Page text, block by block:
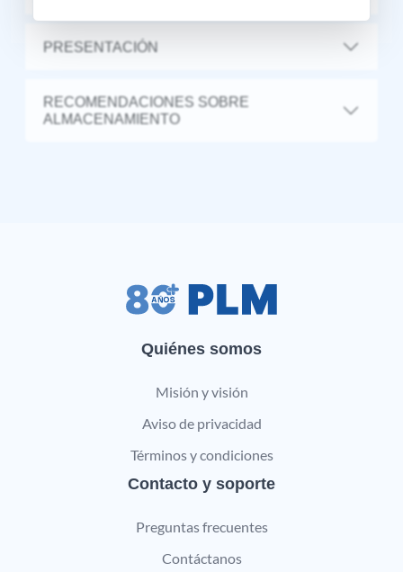
PRESENTACIÓN
RECOMENDACIONES SOBRE
ALMACENAMIENTO
Quiénes somos
Misión y visión
Aviso de privacidad
Términos y condiciones
Contacto y soporte
Preguntas frecuentes
Contáctanos